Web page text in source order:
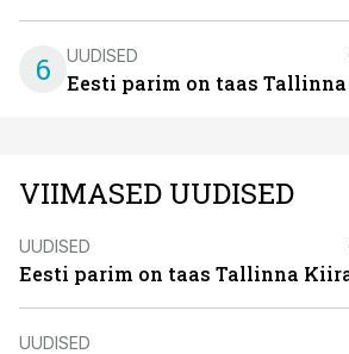
6 UUDISED
Eesti parim on taas
VIIMASED UUDISED
UUDISED
Eesti parim on taas Tallinna
UUDISED